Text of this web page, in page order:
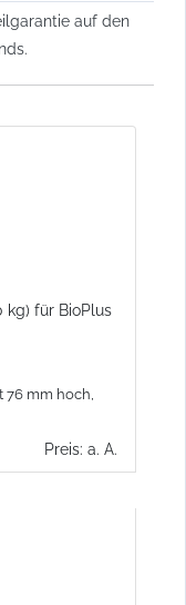
auf den
kg) für BioPlus
mm hoch,
Preis: a. A.